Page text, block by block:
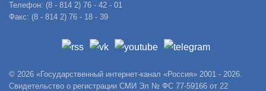
Телефон: (8 - 814 2) 76 - 42 - 01
Факс: (8 - 814 2) 76 - 18 - 39
© 2026 «Государственный интернет-канал «Россия» 2001 - 2026.
Свидетельство о регистрации СМИ Эл № ФС 77-59166 от 22